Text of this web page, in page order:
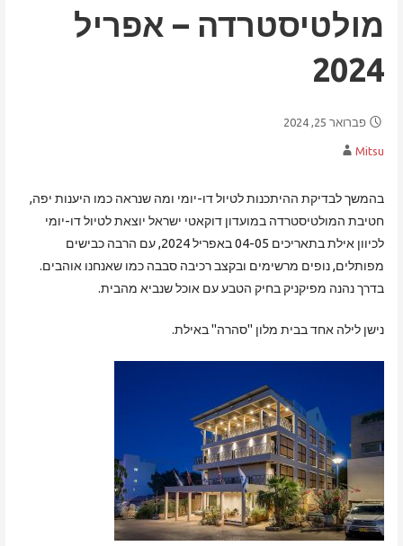
מולטיסטרדה – אפריל
2024
פברואר 25, 2024
Mitsu
בהמשך לבדיקת ההיתכנות לטיול דו-יומי ומה שנראה כמו היענות יפה,
חטיבת המולטיסטרדה במועדון דוקאטי ישראל יוצאת לטיול דו-יומי
לכיוון אילת בתאריכים 04-05 באפריל 2024, עם הרבה כבישים
מפותלים, נופים מרשימים ובקצב רכיבה סבבה כמו שאנחנו אוהבים.
בדרך נהנה מפיקניק בחיק הטבע עם אוכל שנביא מהבית.
נישן לילה אחד בבית מלון "סהרה" באילת.